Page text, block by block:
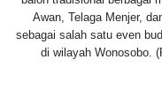
Awan, Telaga Menjer,
sebagai salah satu even
di wilayah Wonosobo.